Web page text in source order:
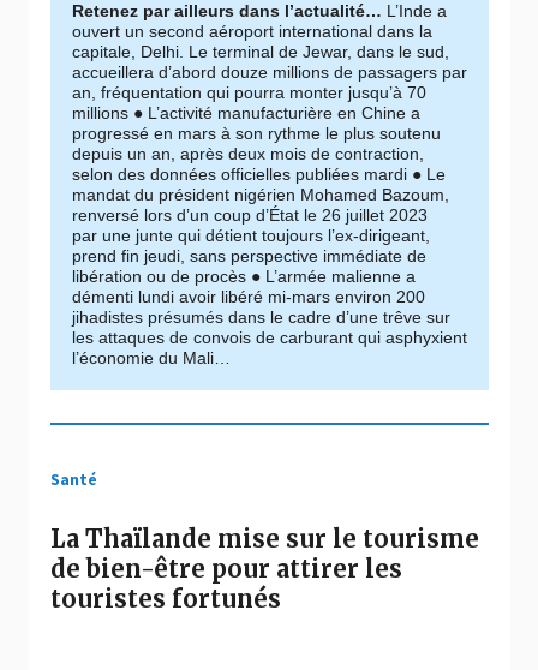
Retenez par ailleurs dans l’actualité… L’Inde a
ouvert un second aéroport international dans la
capitale, Delhi. Le terminal de Jewar, dans le sud,
accueillera d’abord douze millions de passagers par
an, fréquentation qui pourra monter jusqu’à 70
millions ● L’activité manufacturière en Chine a
progressé en mars à son rythme le plus soutenu
depuis un an, après deux mois de contraction,
selon des données officielles publiées mardi ● Le
mandat du président nigérien Mohamed Bazoum,
renversé lors d’un coup d’État le 26 juillet 2023
par une junte qui détient toujours l’ex-dirigeant,
prend fin jeudi, sans perspective immédiate de
libération ou de procès ● L’armée malienne a
démenti lundi avoir libéré mi-mars environ 200
jihadistes présumés dans le cadre d’une trêve sur
les attaques de convois de carburant qui asphyxient
l’économie du Mali…
Santé
La Thaïlande mise sur le tourisme
de bien-être pour attirer les
touristes fortunés